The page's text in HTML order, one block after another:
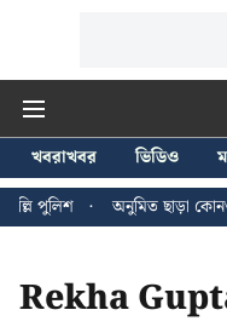
খবরাখবর ভিডিও
পুলিশ
অনুমিত ছাড়া
Rekha